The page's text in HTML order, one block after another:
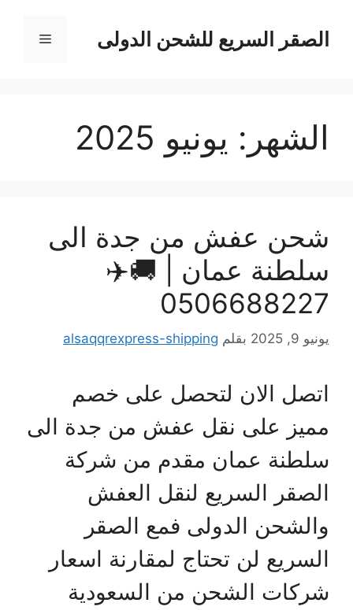
المحتوىالصقر السريع للشحن الدولى القائمة
الشهر: يونيو 2025
شحن عفش من جدة الى
سلطنة عمان | 🚚✈️
0506688227
يونيو 9, 2025 بقلم alsaqqrexpress-shipping
اتصل الان لتحصل على خصم
مميز على نقل عفش من جدة الى
سلطنة عمان مقدم من شركة
الصقر السريع لنقل العفش
والشحن الدولى فمع الصقر
السريع لن تحتاج لمقارنة اسعار
شركات الشحن من السعودية